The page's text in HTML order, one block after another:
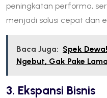
peningkatan performa,
menjadi solusi cepat dan
Baca Juga: Spek
Ngebut, Gak Pake Lama
3. Ekspansi Bisnis